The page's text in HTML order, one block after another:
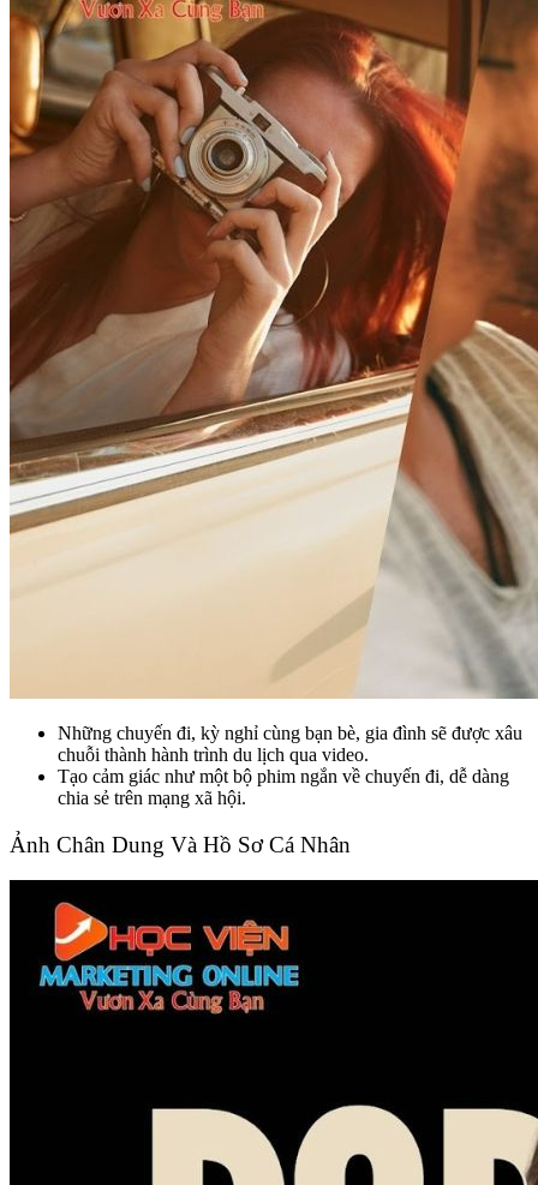
Những chuyến đi, kỳ nghỉ cùng bạn bè, gia đình sẽ được xâu
chuỗi thành hành trình du lịch qua video.
Tạo cảm giác như một bộ phim ngắn về chuyến đi, dễ dàng
chia sẻ trên mạng xã hội.
Ảnh Chân Dung Và Hồ Sơ Cá Nhân